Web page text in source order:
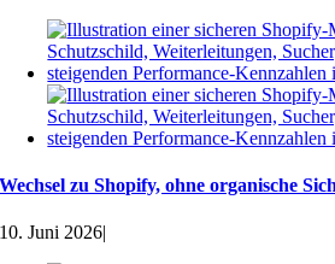
Wechsel zu Shopify, ohne organische
10. Juni 2026|